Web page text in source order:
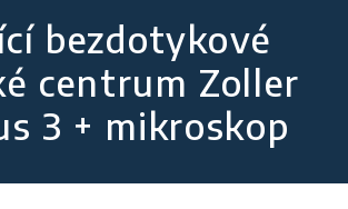
bezdotykové
centrum Zoller
3 + mikroskop